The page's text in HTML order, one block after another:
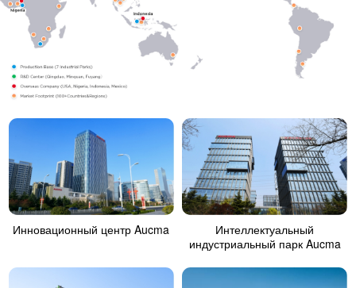
Инновационный центр Aucma
Интеллектуальный
индустриальный парк Aucma